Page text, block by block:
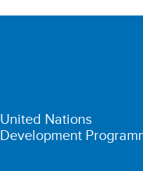
United Nations
Development